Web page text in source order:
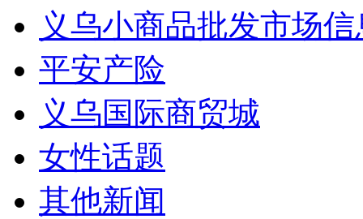
义乌小商品批发市场
平安产险
义乌国际商贸城
女性话题
其他新闻